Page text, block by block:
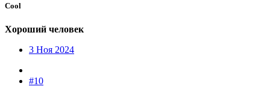
Cool
Хороший человек
3 Ноя 2024
#10